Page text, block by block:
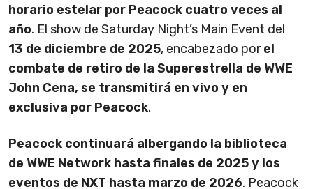
horario estelar por Peacock cuatro veces al
año. El show de Saturday Night’s Main Event del
13 de diciembre de 2025, encabezado porel
combate de retiro de la Superestrella de WWE
John Cena, se transmitirá en vivo y en
exclusiva por Peacock.
Peacock continuará albergando la biblioteca
de WWE Network hasta finales de 2025 y los
eventos de NXT hasta marzo de 2026. Peacock